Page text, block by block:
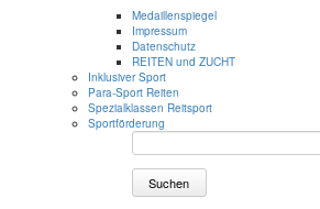
Medaillenspiegel
Impressum
Datenschutz
REITEN und ZUCHT
Inklusiver Sport
Para-Sport Reiten
Spezialklassen Reitsport
Sportförderung
Suchen